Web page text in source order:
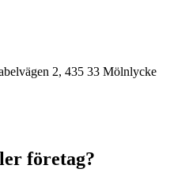
2, 435 33 Mölnlycke
företag?